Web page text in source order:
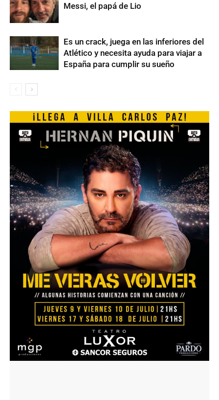
Messi, el papá de Lio
Es un crack, juega en las inferiores del
Atlético y necesita ayuda para viajar a
España para cumplir su sueño